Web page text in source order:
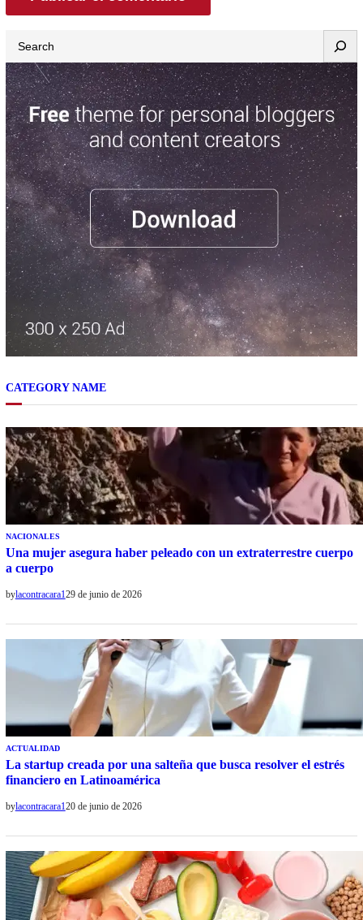
CATEGORY NAME
NACIONALES
Una mujer asegura haber peleado con un extraterrestre cuerpo
a cuerpo
bylacontracara129 de junio de 2026
ACTUALIDAD
La startup creada por una salteña que busca resolver el estrés
financiero en Latinoamérica
bylacontracara120 de junio de 2026